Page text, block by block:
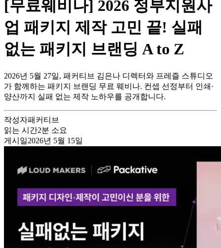
[무료웨비나] 2026 정부지원사
업 패키지 제작 고민 끝! 실패
없는 패키지 브랜딩 A to Z
2026년 5월 27일, 패커티브 김은나 디렉터와 프레즐 스튜디오
가 함께하는 패키지 브랜딩 무료 웨비나. 컨셉 선정부터 인쇄·
양산까지 실패 없는 제작 노하우를 공개합니다.
작성자패커티브
읽는 시간2분 소요
게시일2026년 5월 15일